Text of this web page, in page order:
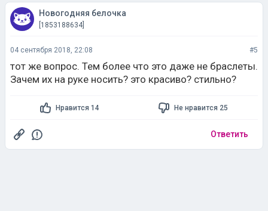
Новогодняя белочка
[1853188634]
04 сентября 2018, 22:08 #5
тот же вопрос. Тем более что это даже не браслеты.
Зачем их на руке носить? это красиво? стильно?
Нравится 14 Не нравится 25
Ответить